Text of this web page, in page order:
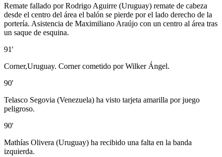
Remate fallado por Rodrigo Aguirre (Uruguay) remate de cabeza
desde el centro del área el balón se pierde por el lado derecho de la
portería. Asistencia de Maximiliano Araújo con un centro al área tras
un saque de esquina.
91'
Corner,Uruguay. Corner cometido por Wilker Ángel.
90'
Telasco Segovia (Venezuela) ha visto tarjeta amarilla por juego
peligroso.
90'
Mathías Olivera (Uruguay) ha recibido una falta en la banda
izquierda.